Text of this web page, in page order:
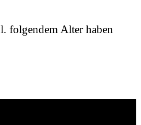
folgendem Alter haben